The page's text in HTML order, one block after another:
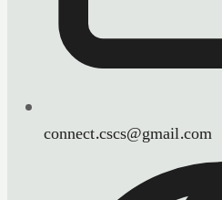
connect.cscs@gmail.com